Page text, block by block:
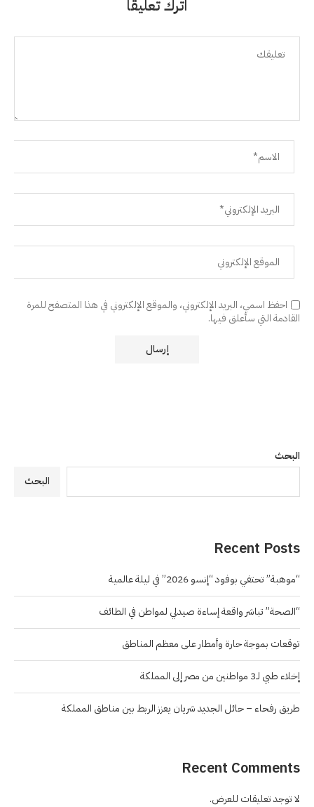
اترك تعليقًا
احفظ اسمي، البريد الإلكتروني، والموقع الإلكتروني في هذا المتصفح للمرة
القادمة التي سأعلق فيها.
البحث
البحث
Recent Posts
“موهبة” تحتفي بوفود “إنسو 2026” في ليلة عالمية
“الصحة” تباشر واقعة إساءة صيدلي لمواطن في الطائف
توقعات بموجة حارة وأمطار على معظم المناطق
إخلاء طبي لـ3 مواطنين من مصر إلى المملكة
طريق رفحاء – حائل الجديد شريان يعزز الربط بين مناطق المملكة
Recent Comments
لا توجد تعليقات للعرض.